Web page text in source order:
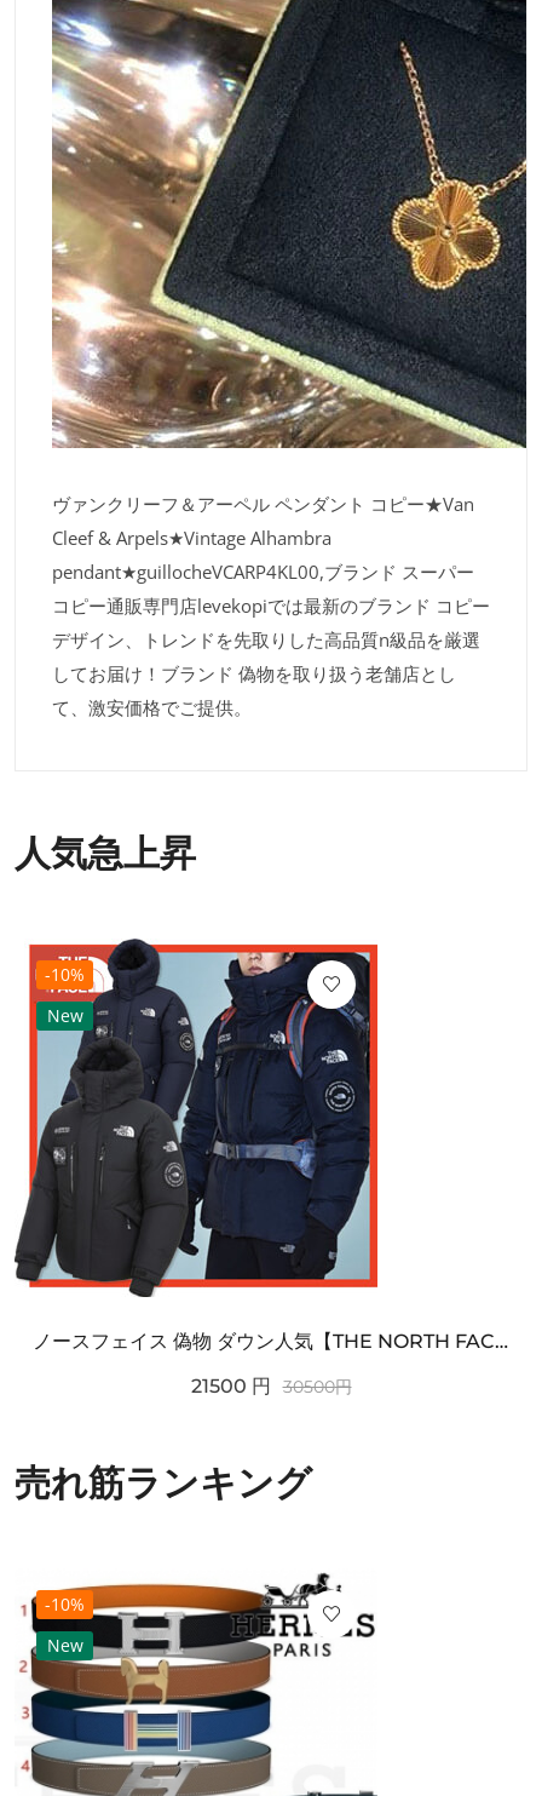
ヴァンクリーフ＆アーペル ペンダント コピー★Van
Cleef & Arpels★Vintage Alhambra
pendant★guillocheVCARP4KL00,ブランド スーパー
コピー通販専門店levekopiでは最新のブランド コピー
デザイン、トレンドを先取りした高品質n級品を厳選
してお届け！ブランド 偽物を取り扱う老舗店とし
て、激安価格でご提供。
人気急上昇
-10%
New
ノースフェイス 偽物 ダウン人気【THE NORTH FACE】M'S 7 SUMMIT HIM...
21500 円 30500円
売れ筋ランキング
-10%
New